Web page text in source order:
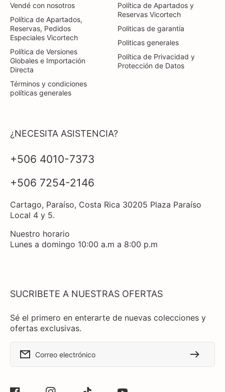
Vendé con nosotros
Política de Apartados,
Reservas, Pedidos
Especiales Vicortech
Política de Versiones
Globales e Importación
Directa
Términos y condiciones
políticas generales
Política de Apartados y
Reservas Vicortech
Politicas de garantía
Politicas generales
Política de Privacidad y
Protección de Datos
¿NECESITA ASISTENCIA?
+506 4010-7373
+506 7254-2146
Cartago, Paraíso, Costa Rica 30205 Plaza Paraíso
Local 4 y 5.
Nuestro horario
Lunes a domingo 10:00 a.m a 8:00 p.m
SUCRIBETE A NUESTRAS OFERTAS
Sé el primero en enterarte de nuevas colecciones y
ofertas exclusivas.
Correo electrónico